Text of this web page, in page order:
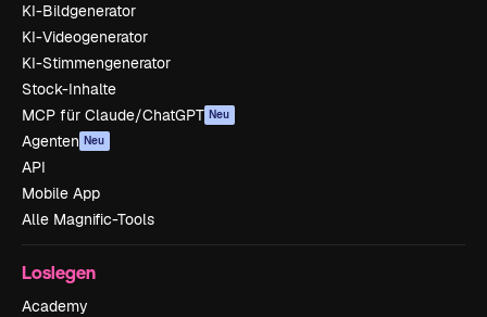
KI-Bildgenerator
KI-Videogenerator
KI-Stimmengenerator
Stock-Inhalte
MCP für Claude/ChatGPT Neu
Agenten Neu
API
Mobile App
Alle Magnific-Tools
Loslegen
Academy